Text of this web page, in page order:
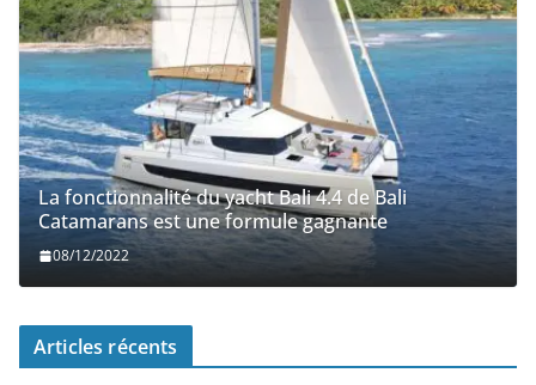
La fonctionnalité du yacht Bali 4.4 de Bali
Catamarans est une formule gagnante
08/12/2022
Articles récents